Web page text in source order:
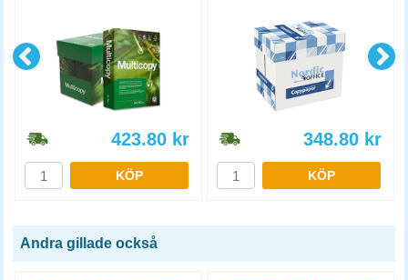
423.80 kr
KÖP
348.80 kr
KÖP
Andra gillade också